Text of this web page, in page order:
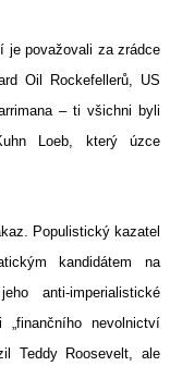
je považovali za zrádce
Oil Rockefellerů, US
– ti všichni byli
Loeb, který úzce
Populistický kazatel
kandidátem na
anti-imperialistické
nevolnictví
Teddy Roosevelt, ale